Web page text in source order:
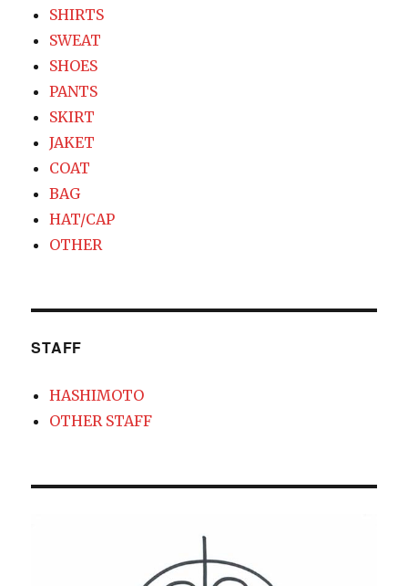
SHIRTS
SWEAT
SHOES
PANTS
SKIRT
JAKET
COAT
BAG
HAT/CAP
OTHER
STAFF
HASHIMOTO
OTHER STAFF